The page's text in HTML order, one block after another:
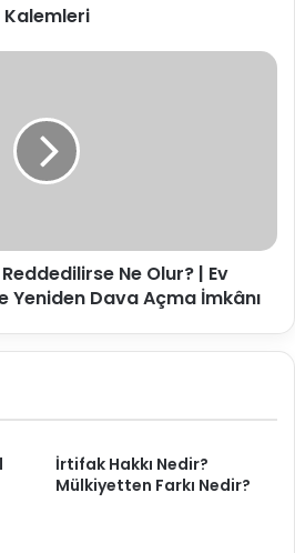
Kalemleri
Ne Olur? | Ev
Yeniden Dava Açma İmkânı
İrtifak Hakkı Nedir?
Mülkiyetten Farkı Nedir?